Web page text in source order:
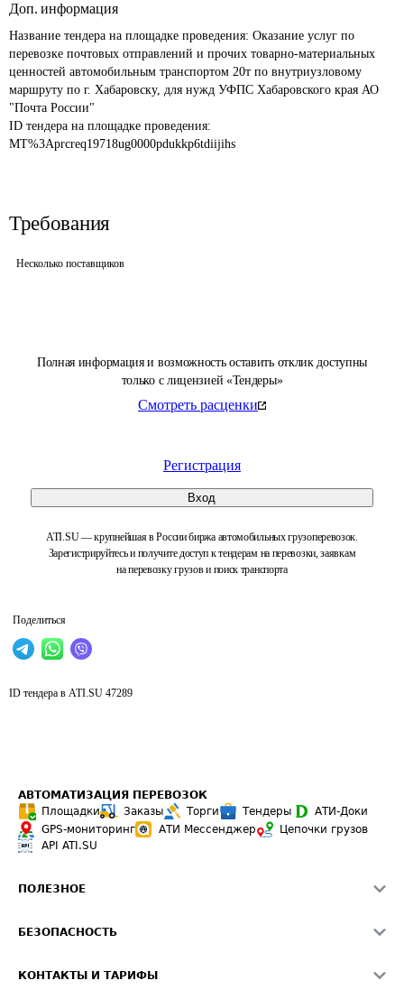
Полная информация и возможность оставить отклик доступны
только с лицензией «Тендеры»
Смотреть расценки
Регистрация
Вход
ATI.SU — крупнейшая в России биржа автомобильных грузоперевозок.
Зарегистрируйтесь и получите доступ к тендерам на перевозки, заявкам
на перевозку грузов и поиск транспорта
Поделиться
Доп. информация
Название тендера на площадке проведения: Оказание услуг по
перевозке почтовых отправлений и прочих товарно-материальных
ценностей автомобильным транспортом 20т по внутриузловому
маршруту по г. Хабаровску, для нужд УФПС Хабаровского края АО
"Почта России"
ID тендера на площадке проведения:
MT%3Aprcreq19718ug0000pdukkp6tdiijihs
Требования
Несколько поставщиков
ID тендера в ATI.SU 47289
АВТОМАТИЗАЦИЯ ПЕРЕВОЗОК
Площадки
Заказы Торги Тендеры
АТИ-Доки
GPS-мониторинг
АТИ Мессенджер
Цепочки грузов
API ATI.SU
ПОЛЕЗНОЕ
Звезды ATI.SU на вашем сайте
БЕЗОПАСНОСТЬ
КОНТАКТЫ И ТАРИФЫ